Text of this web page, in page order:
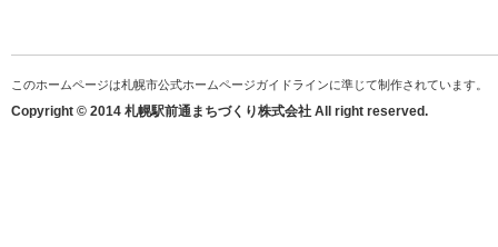
このホームページは札幌市公式ホームページガイドラインに準じて制作されています。
Copyright © 2014 札幌駅前通まちづくり株式会社 All right reserved.